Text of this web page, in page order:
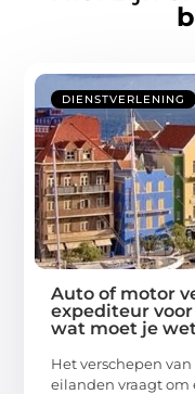
DIENSTVERLENING
Auto of motor
expediteur
wat moet je
Het verschepen
eilanden vraagt